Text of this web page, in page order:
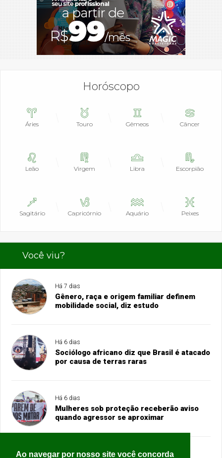
Ao navegar por nosso site você concorda
Horóscopo
Áries Touro Gêmeos Câncer
Leão Virgem Libra Escorpião
Sagitário Capricórnio Aquário Peixes
Você viu?
Há 7 dias
Gênero, raça e origem familiar definem
mobilidade social, diz estudo
Há 6 dias
Sociólogo africano diz que Brasil é atacado
por causa de terras raras
Há 6 dias
Mulheres sob proteção receberão aviso
quando agressor se aproximar
Há 6 dias